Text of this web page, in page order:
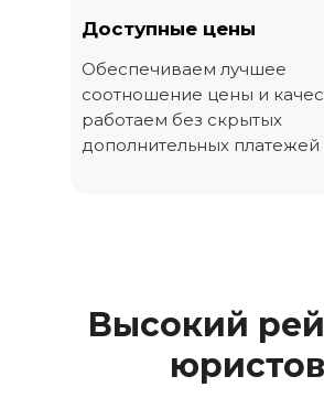
Обеспечиваем лучшее
соотношение цены и
работаем без скрытых
дополнительных платежей
Доступные цены
Высокий
юристов